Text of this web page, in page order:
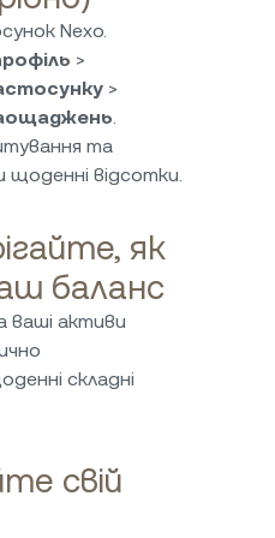
вибір для
заощаджень у фіаті!
понад чотири
що це одна з
ставок на ваші
У них
та чудове
Максимально
Nexo.
>
>
та
відсотки.
як
баланс
ваші активи
складні
свій